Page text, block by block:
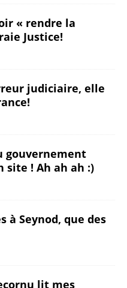
« rendre la
Justice!
judiciaire, elle
gouvernement
site ! Ah ah ah :)
à Seynod, que des
lit mes